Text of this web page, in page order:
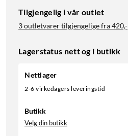
Tilgjengelig i vår outlet
3 outletvarer tilgjengelige fra420,-
Lagerstatus nett og i butikk
Nettlager
2-6 virkedagers leveringstid
Butikk
Velg din butikk